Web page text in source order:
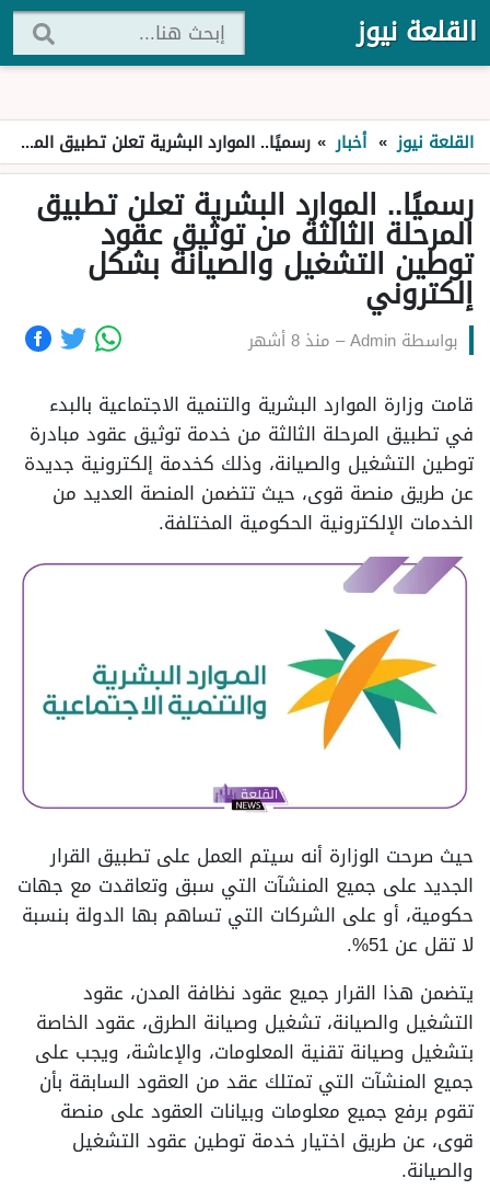
القلعة نيوز
القلعة نيوز » أخبار » رسميًا.. الموارد البشرية تعلن تطبيق المرحلة الثالثة من توثيق عقود توطين التشغيل والصيانة بشكل إلكتروني
رسميًا.. الموارد البشرية تعلن تطبيق
المرحلة الثالثة من توثيق عقود
توطين التشغيل والصيانة بشكل
إلكتروني
بواسطة Admin
– منذ 8 أشهر
قامت وزارة الموارد البشرية والتنمية الاجتماعية بالبدء
في تطبيق المرحلة الثالثة من خدمة توثيق عقود مبادرة
توطين التشغيل والصيانة، وذلك كخدمة إلكترونية جديدة
عن طريق منصة قوى، حيث تتضمن المنصة العديد من
الخدمات الإلكترونية الحكومية المختلفة.
حيث صرحت الوزارة أنه سيتم العمل على تطبيق القرار
الجديد على جميع المنشآت التي سبق وتعاقدت مع جهات
حكومية، أو على الشركات التي تساهم بها الدولة بنسبة
لا تقل عن 51%.
يتضمن هذا القرار جميع عقود نظافة المدن، عقود
التشغيل والصيانة، تشغيل وصيانة الطرق، عقود الخاصة
بتشغيل وصيانة تقنية المعلومات، والإعاشة، ويجب على
جميع المنشآت التي تمتلك عقد من العقود السابقة بأن
تقوم برفع جميع معلومات وبيانات العقود على منصة
قوى، عن طريق اختيار خدمة توطين عقود التشغيل
والصيانة.